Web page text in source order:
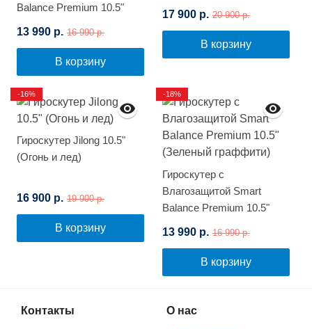
Balance Premium 10.5"
(Граффити)
13 990 р. 16 990 р.
В корзину
17 900 р. 20 900 р.
В корзину
Гироскутер Jilong 10.5"
(Огонь и лед)
16 900 р. 19 900 р.
В корзину
-16%
Гироскутер с
Влагозащитой Smart
Balance Premium 10.5"
(Зеленый граффити)
13 990 р. 16 990 р.
В корзину
-18%
Контакты О нас